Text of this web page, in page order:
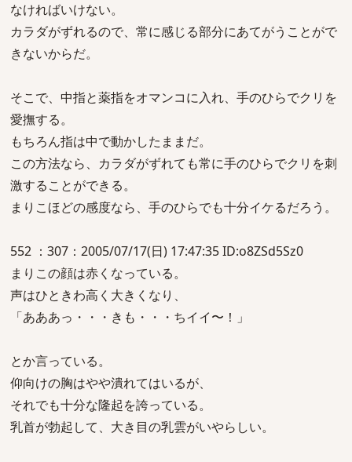
なければいけない。
カラダがずれるので、常に感じる部分にあてがうことがで
きないからだ。
そこで、中指と薬指をオマンコに入れ、手のひらでクリを
愛撫する。
もちろん指は中で動かしたままだ。
この方法なら、カラダがずれても常に手のひらでクリを刺
激することができる。
まりこほどの感度なら、手のひらでも十分イケるだろう。
552 ：307：2005/07/17(日) 17:47:35 ID:o8ZSd5Sz0
まりこの顔は赤くなっている。
声はひときわ高く大きくなり、
「あああっ・・・きも・・・ちイイ〜！」
とか言っている。
仰向けの胸はやや潰れてはいるが、
それでも十分な隆起を誇っている。
乳首が勃起して、大き目の乳雲がいやらしい。